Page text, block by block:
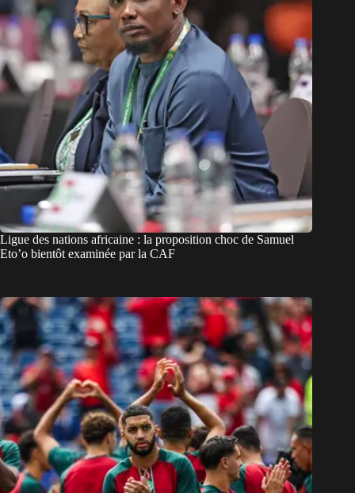
Ligue des nations africaine : la proposition choc de Samuel
Eto’o bientôt examinée par la CAF